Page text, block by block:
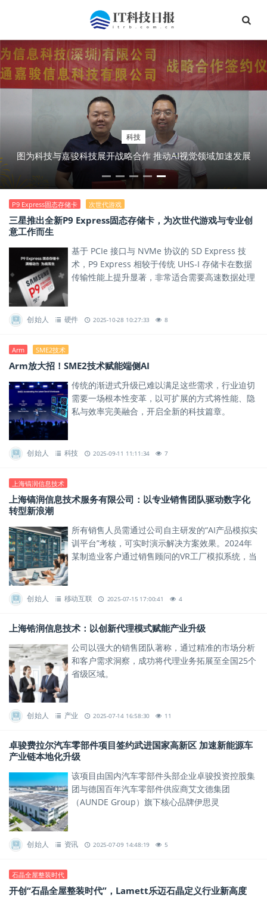
科技
图为科技与嘉骏科技展开战略合作 推动AI视觉领域加速发展
P9 Express固态存储卡 次世代游戏
三星推出全新P9 Express固态存储卡，为次世代游戏与专业创
意工作而生
基于 PCIe 接口与 NVMe 协议的 SD Express 技
术，P9 Express 相较于传统 UHS-I 存储卡在数据
传输性能上提升显著，非常适合需要高速数据处理
创始人 硬件 2025-10-28 10:27:33 8
Arm SME2技术
Arm放大招！SME2技术赋能端侧AI
传统的渐进式升级已难以满足这些需求，行业迫切
需要一场根本性变革，以可扩展的方式将性能、隐
私与效率完美融合，开启全新的科技篇章。
创始人 科技 2025-09-11 11:11:34 7
上海镐润信息技术
上海镐润信息技术服务有限公司：以专业销售团队驱动数字化
转型新浪潮
所有销售人员需通过公司自主研发的“AI产品模拟实
训平台”考核，可实时演示解决方案效果。2024年
某制造业客户通过销售顾问的VR工厂模拟系统，当
创始人 移动互联 2025-07-15 17:00:41 4
上海锆润信息技术：以创新代理模式赋能产业升级
公司以强大的销售团队著称，通过精准的市场分析
和客户需求洞察，成功将代理业务拓展至全国25个
省级区域。
创始人 产业 2025-07-14 16:58:30 11
卓骏费拉尔汽车零部件项目签约武进国家高新区 加速新能源车
产业链本地化升级
该项目由国内汽车零部件头部企业卓骏投资控股集
团与德国百年汽车零部件供应商艾文德集团
（AUNDE Group）旗下核心品牌伊思灵
创始人 资讯 2025-07-09 14:48:19 5
石晶全屋整装时代
开创“石晶全屋整装时代”，Lamett乐迈石晶定义行业新高度